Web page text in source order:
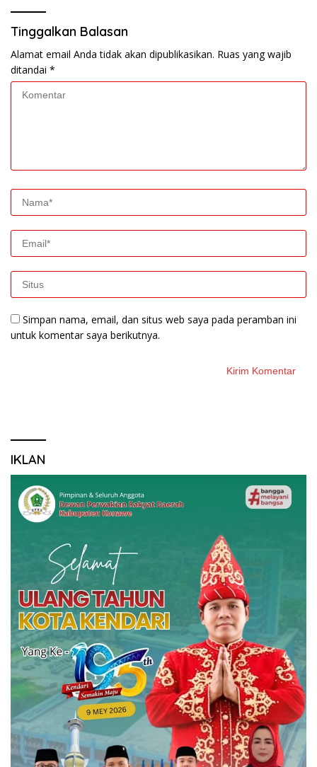
Tinggalkan Balasan
Alamat email Anda tidak akan dipublikasikan. Ruas yang wajib
ditandai *
Simpan nama, email, dan situs web saya pada peramban ini
untuk komentar saya berikutnya.
IKLAN